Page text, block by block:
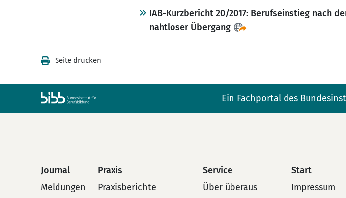
IAB-Kurzbericht 20/2017: Berufseinstieg nach
nahtloser Übergang
Seite drucken
Ein Fachportal des
Journal
Meldungen
Praxis
Praxisberichte
Service
Über überaus
Start
Impressum